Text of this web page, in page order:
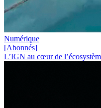
Numérique
[Abonnés]
L’IGN au cœur de